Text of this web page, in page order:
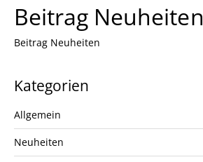
Beitrag Neuheiten
Beitrag Neuheiten
Kategorien
Allgemein
Neuheiten